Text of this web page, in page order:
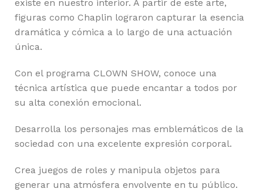
existe en nuestro interior. A partir de este arte,
figuras como Chaplin lograron capturar la esencia
dramática y cómica a lo largo de una actuación
única.
Con el programa CLOWN SHOW, conoce una
técnica artística que puede encantar a todos por
su alta conexión emocional.
Desarrolla los personajes mas emblemáticos de la
sociedad con una excelente expresión corporal.
Crea juegos de roles y manipula objetos para
generar una atmósfera envolvente en tu público.